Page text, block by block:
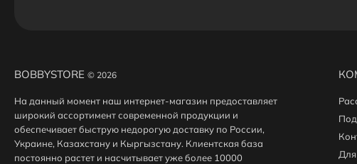
BOBBYSTORE © 2026
На данный момент наш интернет-магазин предоставляет
широкий ассортимент современной продукции и
обеспечивает быструю недорогую доставку по России,
Украине, Казахстану и Кыргызстану. Клиентская база
постоянно растет и насчитывает уже более 10000